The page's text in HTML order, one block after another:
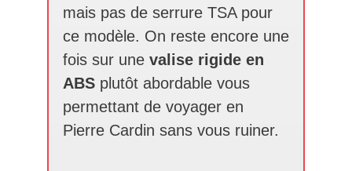
mais pas de serrure TSA pour
ce modèle. On reste encore une
fois sur une valise rigide en
ABS plutôt abordable vous
permettant de voyager en
Pierre Cardin sans vous ruiner.